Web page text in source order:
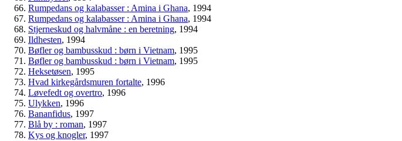
Rumpedans og kalabasser : Amina i Ghana, 1994
Rumpedans og kalabasser : Amina i Ghana, 1994
Stjerneskud og halvmåne : en beretning, 1994
Ildhesten, 1994
Bøfler og bambusskud : børn i Vietnam, 1995
Bøfler og bambusskud : børn i Vietnam, 1995
Heksetøsen, 1995
Hvad kirkegårdsmuren fortalte, 1996
Løvefedt og overtro, 1996
Ulykken, 1996
Bananfidus, 1997
Blå by : roman, 1997
Kys og knogler, 1997